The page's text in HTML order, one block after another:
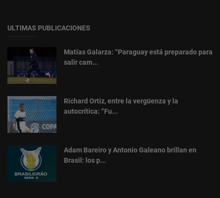
ULTIMAS PUBLICACIONES
Matías Galarza: “Paraguay está preparado para
salir cam...
Richard Ortiz, entre la vergüenza y la
autocrítica: “Fu...
Adam Bareiro y Antonio Galeano brillan en
Brasil: los p...